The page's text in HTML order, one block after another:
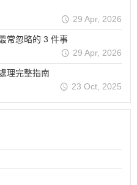
29 Apr, 2026
常忽略的 3 件事
29 Apr, 2026
理完整指南
23 Oct, 2025